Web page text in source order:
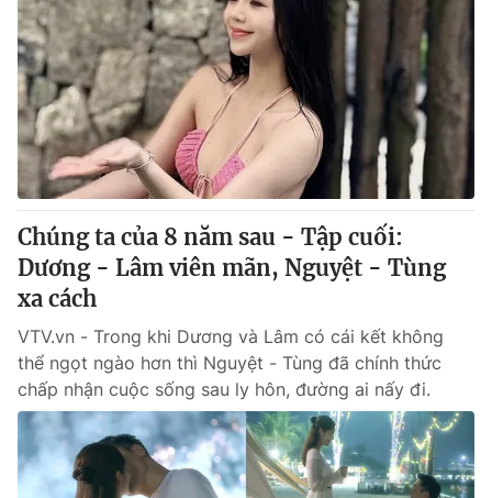
Chúng ta của 8 năm sau - Tập cuối:
Dương - Lâm viên mãn, Nguyệt - Tùng
xa cách
VTV.vn - Trong khi Dương và Lâm có cái kết không
thể ngọt ngào hơn thì Nguyệt - Tùng đã chính thức
chấp nhận cuộc sống sau ly hôn, đường ai nấy đi.